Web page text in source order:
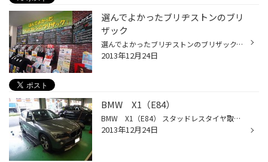
選んでよかったブリヂストンのブリ
ザック
選んでよかったブリヂストンのブリザック。 北海道、東北地区で装着率ナンバー1のブリザック。 一般のドライバーは約4割、タクシードライバーは約7割がブリザック装着です。 この数字驚異的です。天下のトヨタでもこのシェアはないですよね？ 雪国ではスタッドレスタイヤは生活必需品。どのような路...
2013年12月24日
BMW X1（E84）
BMW X1（E84） スタッドレスタイヤ取り付けです。ありがとうございます。 夏タイヤは225/45R18ですが、スタッドレスタイヤは225/50R17。 パンクしても走行できるランフラットタイヤですが、ノーマルタイヤ（非ランフラット）を装着 する場合はトランクにパンク修理キットを搭載すればOK。 タイヤサ...
2013年12月24日